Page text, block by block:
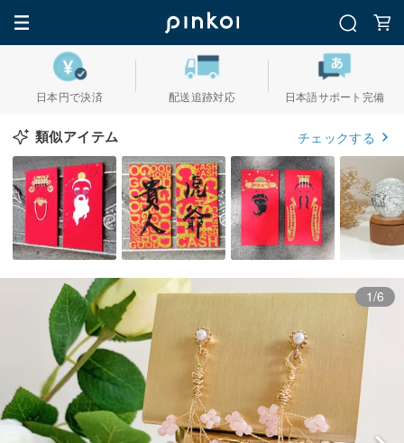
日本円で決済 配送追跡対応 日本語サポート完備
類似アイテム チェックする
1/6